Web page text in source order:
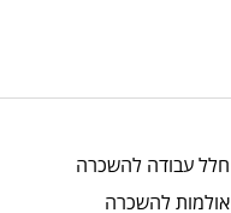
חלל עבודה להשכרה
אולמותלהשכרה